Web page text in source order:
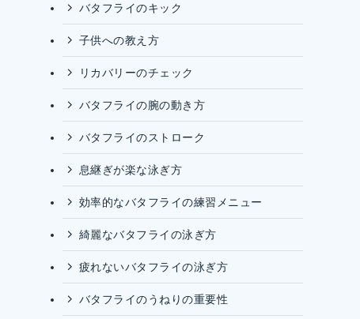
バタフライのキック
子供への教え方
リカバリーのチェック
バタフライの腕の動き方
バタフライのストローク
息継ぎが楽な泳ぎ方
効率的なバタフライの練習メニュー
綺麗なバタフライの泳ぎ方
疲れないバタフライの泳ぎ方
バタフライのうねりの重要性